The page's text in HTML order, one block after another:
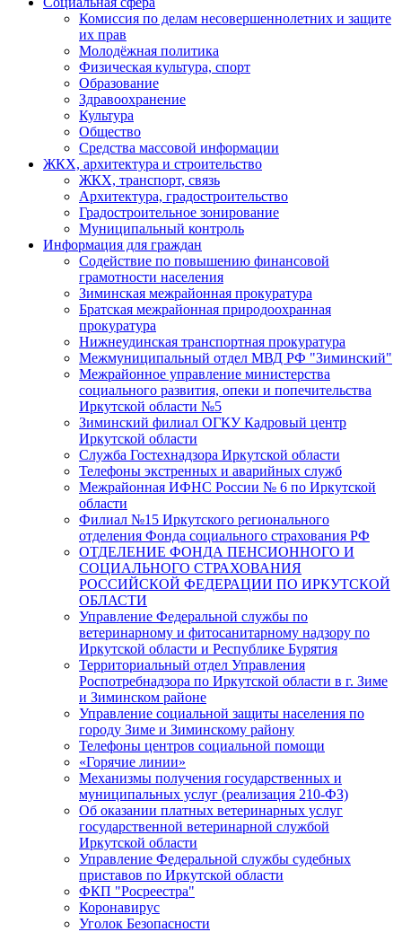
Комиссия по делам несовершеннолетних и защите
их прав
Молодёжная политика
Физическая культура, спорт
Образование
Здравоохранение
Культура
Общество
Средства массовой информации
ЖКХ, архитектура и строительство
ЖКХ, транспорт, связь
Архитектура, градостроительство
Градостроительное зонирование
Муниципальный контроль
Информация для граждан
Содействие по повышению финансовой
грамотности населения
Зиминская межрайонная прокуратура
Братская межрайонная природоохранная
прокуратура
Нижнеудинская транспортная прокуратура
Межмуниципальный отдел МВД РФ "Зиминский"
Межрайонное управление министерства
социального развития, опеки и попечительства
Иркутской области №5
Зиминский филиал ОГКУ Кадровый центр
Иркутской области
Служба Гостехнадзора Иркутской области
Телефоны экстренных и аварийных служб
Межрайонная ИФНС России № 6 по Иркутской
области
Филиал №15 Иркутского регионального
отделения Фонда социального страхования РФ
ОТДЕЛЕНИЕ ФОНДА ПЕНСИОННОГО И
СОЦИАЛЬНОГО СТРАХОВАНИЯ
РОССИЙСКОЙ ФЕДЕРАЦИИ ПО ИРКУТСКОЙ
ОБЛАСТИ
Управление Федеральной службы по
ветеринарному и фитосанитарному надзору по
Иркутской области и Республике Бурятия
Территориальный отдел Управления
Роспотребнадзора по Иркутской области в г. Зиме
и Зиминском районе
Управление социальной защиты населения по
городу Зиме и Зиминскому району
Телефоны центров социальной помощи
«Горячие линии»
Механизмы получения государственных и
муниципальных услуг (реализация 210-ФЗ)
Об оказании платных ветеринарных услуг
государственной ветеринарной службой
Иркутской области
Управление Федеральной службы судебных
приставов по Иркутской области
ФКП "Росреестра"
Коронавирус
Уголок Безопасности